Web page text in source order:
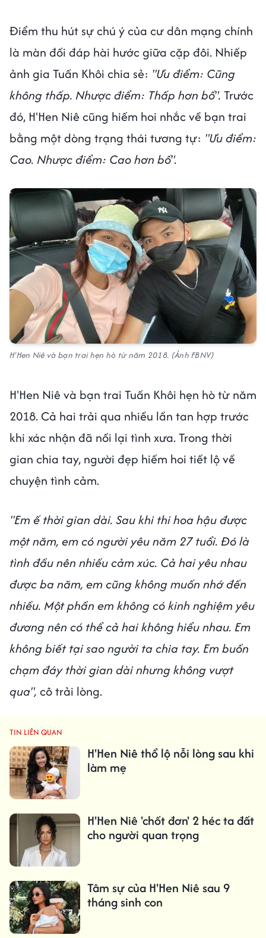
Điểm thu hút sự chú ý của cư dân mạng chính
là màn đối đáp hài hước giữa cặp đôi. Nhiếp
ảnh gia Tuấn Khôi chia sẻ: "Ưu điểm: Cũng
không thấp. Nhược điểm: Thấp hơn bồ". Trước
đó, H'Hen Niê cũng hiếm hoi nhắc về bạn trai
bằng một dòng trạng thái tương tự: "Ưu điểm:
Cao. Nhược điểm: Cao hơn bồ".
H'Hen Niê và bạn trai hẹn hò từ năm 2018. (Ảnh FBNV)
H'Hen Niê và bạn trai Tuấn Khôi hẹn hò từ năm
2018. Cả hai trải qua nhiều lần tan hợp trước
khi xác nhận đã nối lại tình xưa. Trong thời
gian chia tay, người đẹp hiếm hoi tiết lộ về
chuyện tình cảm.
"Em ế thời gian dài. Sau khi thi hoa hậu được
một năm, em có người yêu năm 27 tuổi. Đó là
tình đầu nên nhiều cảm xúc. Cả hai yêu nhau
được ba năm, em cũng không muốn nhớ đến
nhiều. Một phần em không có kinh nghiệm yêu
đương nên có thể cả hai không hiểu nhau. Em
không biết tại sao người ta chia tay. Em buồn
chạm đáy thời gian dài nhưng không vượt
qua", cô trải lòng.
TIN LIÊN QUAN
H'Hen Niê thổ lộ nỗi lòng sau khi
làm mẹ
H'Hen Niê 'chốt đơn' 2 héc ta đất
cho người quan trọng
Tâm sự của H'Hen Niê sau 9
tháng sinh con